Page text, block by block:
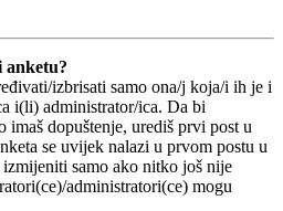
anketu?
izbrisati samo ona/j koja/i ih je i
i(li) administrator/ica. Da bi
imaš dopuštenje, urediš prvi post u
se uvijek nalazi u prvom postu u
samo ako nitko još nije
administratori(ce) mogu